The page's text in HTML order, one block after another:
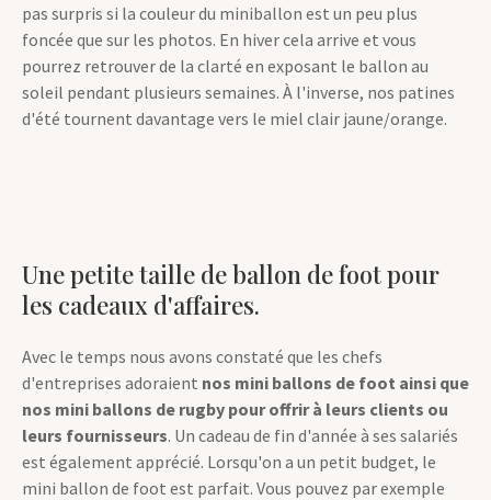
pas surpris si la couleur du miniballon est un peu plus
foncée que sur les photos. En hiver cela arrive et vous
pourrez retrouver de la clarté en exposant le ballon au
soleil pendant plusieurs semaines. À l'inverse, nos patines
d'été tournent davantage vers le miel clair jaune/orange.
Une petite taille de ballon de foot pour
les cadeaux d'affaires.
Avec le temps nous avons constaté que les chefs
d'entreprises adoraient nos mini ballons de foot ainsi que
nos mini ballons de rugby pour offrir à leurs clients ou
leurs fournisseurs. Un cadeau de fin d'année à ses salariés
est également apprécié. Lorsqu'on a un petit budget, le
mini ballon de foot est parfait. Vous pouvez par exemple